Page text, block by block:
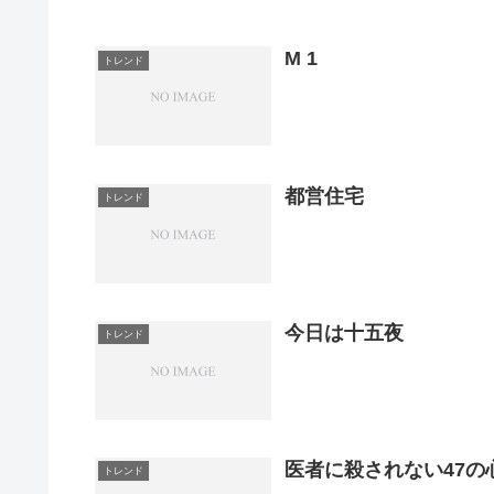
トレンド M 1
トレンド 都営住宅
トレンド 今日は十五夜
トレンド 医者に殺されない47の